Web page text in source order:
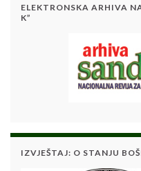
ELEKTRONSKA ARHIVA
K”
IZVJEŠTAJ: O STANJU